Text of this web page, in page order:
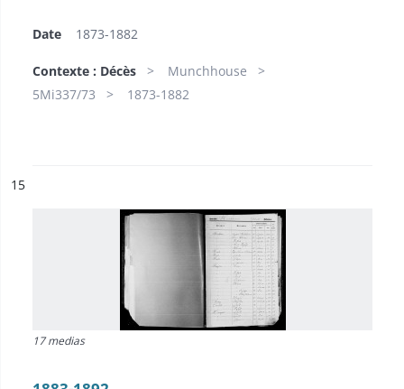
Date 1873-1882
Contexte : Décès
Munchhouse
5Mi337/73
1873-1882
n°
15
17 medias